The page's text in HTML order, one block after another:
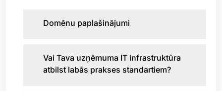
Domēnu paplašinājumi
Vai Tava uzņēmuma IT infrastruktūra
atbilst labās prakses standartiem?